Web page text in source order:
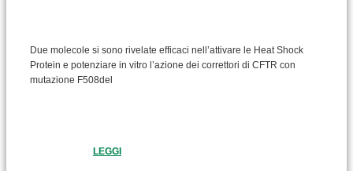
Due molecole si sono rivelate efficaci nell’attivare le Heat Shock
Protein e potenziare in vitro l’azione dei correttori di CFTR con
mutazione F508del
LEGGI